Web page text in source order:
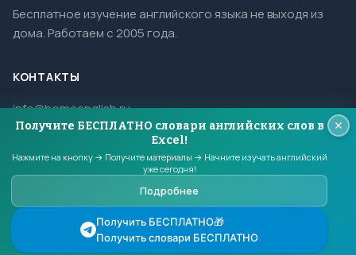
Бесплатное изучение английского языка не выходя из
дома. Работаем с 2005 года.
КОНТАКТЫ
info@homeenglish.ru
ВКонтакте
© 2005–2026 HomeEnglish. Все права защищены.
Копирование материалов сайта запрещено.
Получите БЕСПЛАТНО словари английских слов в
Excel!
Нажмите на кнопку → Получите материалы → Начните изучать английский
уже сегодня!
Подробнее
Получить БЕСПЛАТНО🎁
Получить словари БЕСПЛАТНО